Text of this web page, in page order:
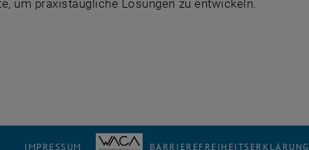
um praxistaugliche Lösungen zu entwickeln.
IMPRESSUM BARRIEREFREIHEITSERKLÄRUNG